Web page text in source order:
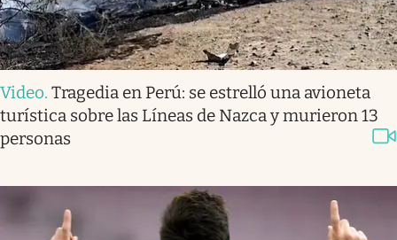
Video. Tragedia en Perú: se estrelló una avioneta
turística sobre las Líneas de Nazca y murieron 13
personas